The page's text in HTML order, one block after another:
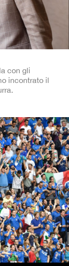
con gli
incontrato il